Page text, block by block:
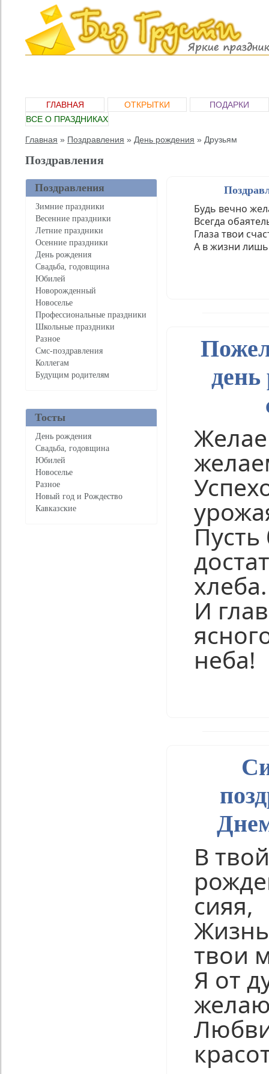
ГЛАВНАЯ ОТКРЫТКИ
ПОДАРКИ
ВСЕ О ПРАЗДНИКАХ
Главная » Поздравления » День рождения » Друзьям
Поздравления
Поздравления
Зимние праздники
Весенние праздники
Летние праздники
Осенние праздники
День рождения
Свадьба, годовщина
Юбилей
Новорожденный
Новоселье
Профессиональные праздники
Школьные праздники
Разное
Смс-поздравления
Коллегам
Будущим родителям
Тосты
День рождения
Свадьба, годовщина
Юбилей
Новоселье
Разное
Новый год и Рождество
Кавказские
Будь вечно
Всегда
Глаза твои
А в жизни лишь
день
Пусть
хлеба.
И
неба!
В
сияя,
твои
Я от